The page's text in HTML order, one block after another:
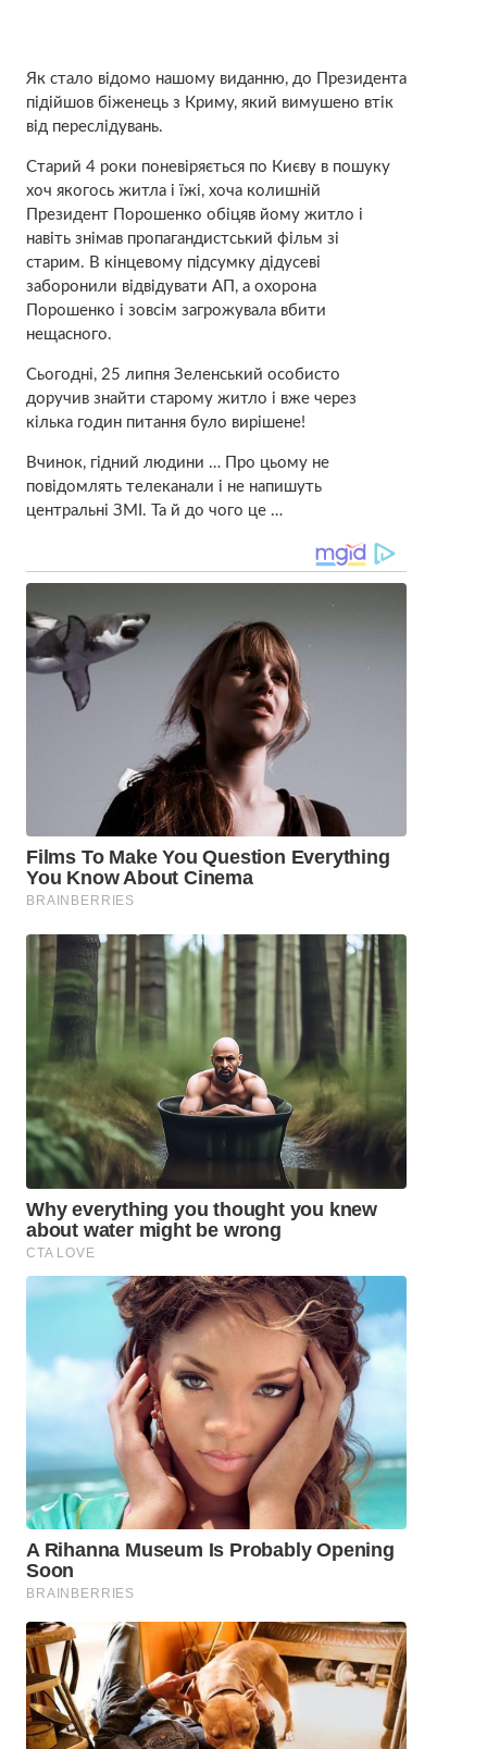
Як стало відомо нашому виданню, до Президента
підійшов біженець з Криму, який вимушено втік
від переслідувань.
Старий 4 роки поневіряється по Києву в пошуку
хоч якогось житла і їжі, хоча колишній
Президент Порошенко обіцяв йому житло і
навіть знімав пропагандистський фільм зі
старим. В кінцевому підсумку дідусеві
заборонили відвідувати АП, а охорона
Порошенко і зовсім загрожувала вбити
нещасного.
Сьогодні, 25 липня Зеленський особисто
доручив знайти старому житло і вже через
кілька годин питання було вирішене!
Вчинок, гідний людини … Про цьому не
повідомлять телеканали і не напишуть
центральні ЗМІ. Та й до чого це …